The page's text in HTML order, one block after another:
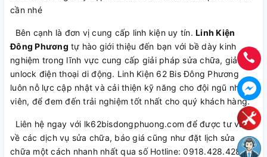
cần nhé
Bên cạnh là đơn vị cung cấp linh kiện uy tín. Linh Kiện
Đông Phương tự hào giới thiệu đến bạn với bề dày kinh
nghiệm trong lĩnh vực cung cấp giải pháp sửa chữa, giải mã,
unlock điện thoại di động. Linh Kiện 62 Bis Đông Phương
luôn nỗ lực cập nhật và cải thiện kỹ năng cho đội ngũ nhân
viên, để đem đến trải nghiệm tốt nhất cho quý khách hàng.
Liên hệ ngay với lk62bisdongphuong.com để được tư vấn
về các dịch vụ sửa chữa, báo giá cũng như đặt lịch sửa
chữa một cách nhanh nhất qua số Hotline: 0918.428.428